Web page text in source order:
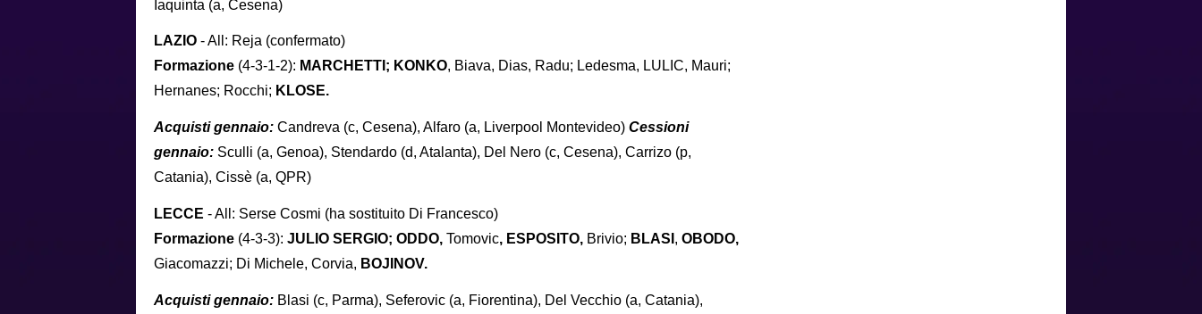
Iaquinta (a, Cesena)
LAZIO - All: Reja (confermato)
Formazione (4-3-1-2): MARCHETTI; KONKO, Biava, Dias, Radu; Ledesma, LULIC, Mauri;
Hernanes; Rocchi; KLOSE.
Acquisti gennaio: Candreva (c, Cesena), Alfaro (a, Liverpool Montevideo) Cessioni
gennaio: Sculli (a, Genoa), Stendardo (d, Atalanta), Del Nero (c, Cesena), Carrizo (p,
Catania), Cissè (a, QPR)
LECCE - All: Serse Cosmi (ha sostituito Di Francesco)
Formazione (4-3-3): JULIO SERGIO; ODDO, Tomovic, ESPOSITO, Brivio; BLASI , OBODO,
Giacomazzi; Di Michele, Corvia, BOJINOV.
Acquisti gennaio: Blasi (c, Parma), Seferovic (a, Fiorentina), Del Vecchio (a, Catania),